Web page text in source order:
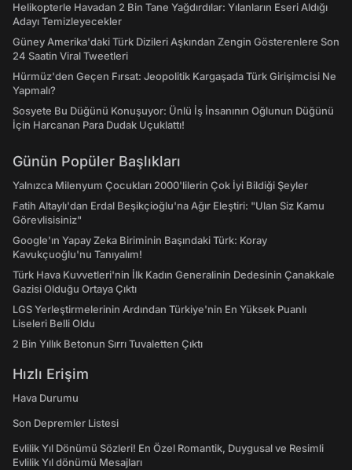
Helikopterle Havadan 2 Bin Tane Yağdırdılar: Yılanların Eseri Aldığı
Adayı Temizleyecekler
Güney Amerika'daki Türk Dizileri Aşkından Zengin Gösterenlere Son
24 Saatin Viral Tweetleri
Hürmüz'den Geçen Fırsat: Jeopolitik Kargaşada Türk Girişimcisi Ne
Yapmalı?
Sosyete Bu Düğünü Konuşuyor: Ünlü İş İnsanının Oğlunun Düğünü
İçin Harcanan Para Dudak Uçuklattı!
Günün Popüler Başlıkları
Yalnızca Milenyum Çocukları 2000'lilerin Çok İyi Bildiği Şeyler
Fatih Altaylı'dan Erdal Beşikçioğlu'na Ağır Eleştiri: "Ulan Siz Kamu
Görevlisisiniz"
Google'ın Yapay Zeka Biriminin Başındaki Türk: Koray
Kavukçuoğlu'nu Tanıyalım!
Türk Hava Kuvvetleri'nin İlk Kadın Generalinin Dedesinin Çanakkale
Gazisi Olduğu Ortaya Çıktı
LGS Yerleştirmelerinin Ardından Türkiye'nin En Yüksek Puanlı
Liseleri Belli Oldu
2 Bin Yıllık Betonun Sırrı Tuvaletten Çıktı
Hızlı Erişim
Hava Durumu
Son Depremler Listesi
Evlilik Yıl Dönümü Sözleri! En Özel Romantik, Duygusal ve Resimli
Evlilik Yıl dönümü Mesajları